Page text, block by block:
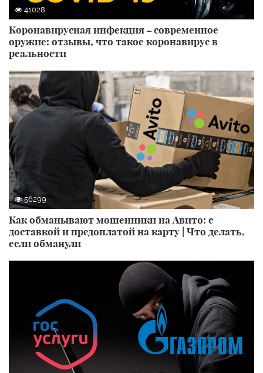
41028
Коронавирусная инфекция – современное
оружие: отзывы, что такое коронавирус в
реальности
56299
Как обманывают мошенники на Авито: с
доставкой и предоплатой на карту | Что делать,
если обманули